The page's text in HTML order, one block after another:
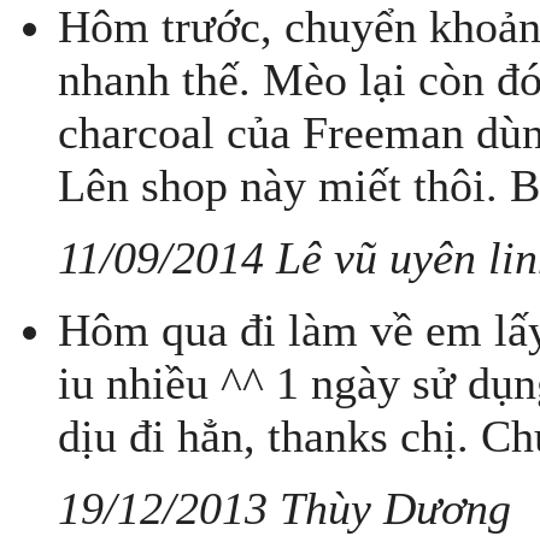
Hôm trước, chuyển
nhanh thế. Mèo lại còn
charcoal của Freeman
Lên shop này miết thôi.
11/09/2014 Lê vũ uyên
Hôm qua đi làm về em
iu nhiều ^^ 1 ngày sử
dịu đi hẳn, thanks chị.
19/12/2013 Thùy Dương